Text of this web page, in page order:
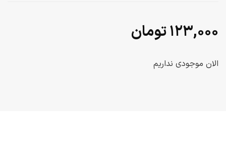
۱۲۳,۰۰۰تومان
الان موجودی نداریم